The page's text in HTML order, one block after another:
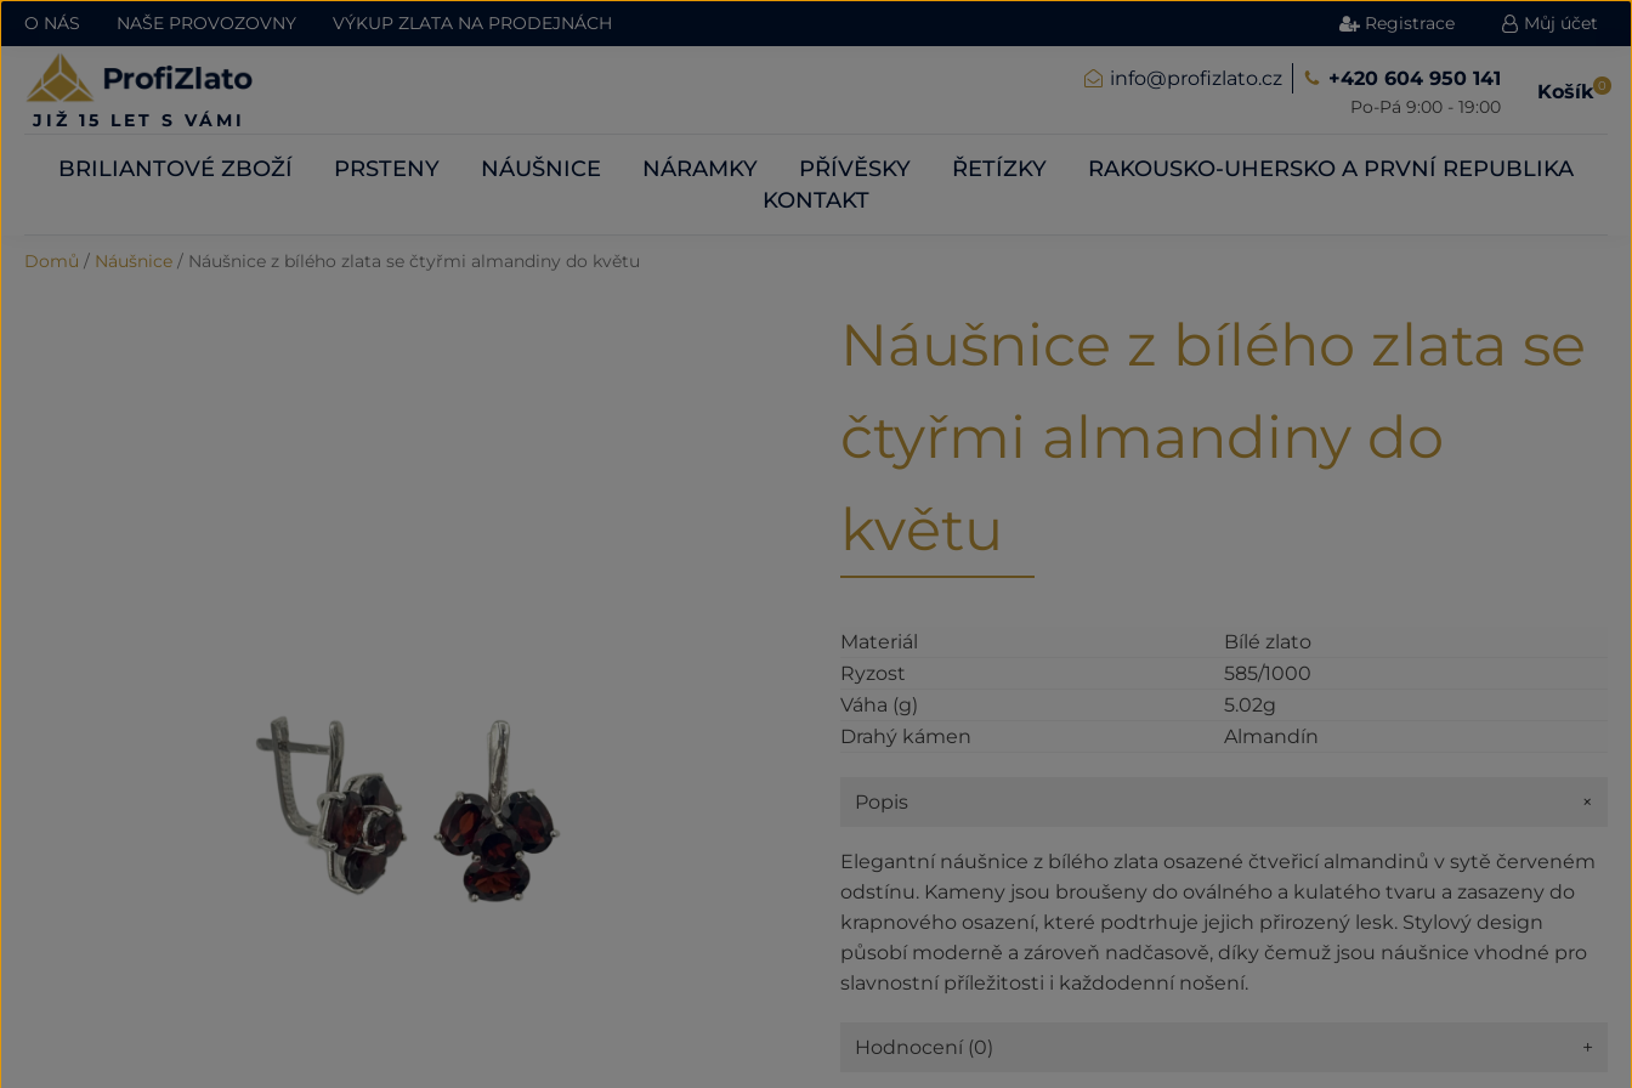
O NÁS NAŠE PROVOZOVNY VÝKUP ZLATA NA PRODEJNÁCH Registrace Můj účet
JIŽ 15 LET S VÁMI
info@profizlato.cz +420 604 950 141
Po-Pá 9:00 - 19:00
Košík 0
BRILIANTOVÉ ZBOŽÍ PRSTENY NÁUŠNICE NÁRAMKY PŘÍVĚSKY ŘETÍZKY
RAKOUSKO-UHERSKO A PRVNÍ REPUBLIKA
KONTAKT
Domů / Náušnice / Náušnice z bílého zlata se čtyřmi almandiny do květu
Náušnice z bílého zlata se
čtyřmi almandiny do
květu
Materiál
Bílé zlato
Ryzost
585/1000
Váha (g)
5.02g
Drahý kámen
Almandín
Popis +
Elegantní náušnice z bílého zlata osazené čtveřicí almandinů v sytě červeném
odstínu. Kameny jsou broušeny do oválného a kulatého tvaru a zasazeny do
krapnového osazení, které podtrhuje jejich přirozený lesk. Stylový design
působí moderně a zároveň nadčasově, díky čemuž jsou náušnice vhodné pro
slavnostní příležitosti i každodenní nošení.
Hodnocení (0) +